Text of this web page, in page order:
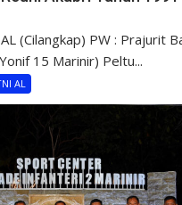
(Cilangkap) PW : Prajurit
15 Marinir) Peltu...
AL